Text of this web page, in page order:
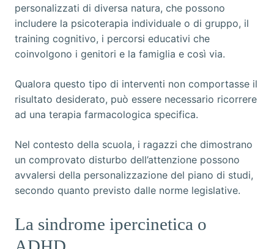
personalizzati di diversa natura, che possono
includere la psicoterapia individuale o di gruppo, il
training cognitivo, i percorsi educativi che
coinvolgono i genitori e la famiglia e così via.
Qualora questo tipo di interventi non comportasse il
risultato desiderato, può essere necessario ricorrere
ad una terapia farmacologica specifica.
Nel contesto della scuola, i ragazzi che dimostrano
un comprovato disturbo dell’attenzione possono
avvalersi della personalizzazione del piano di studi,
secondo quanto previsto dalle norme legislative.
La sindrome ipercinetica o